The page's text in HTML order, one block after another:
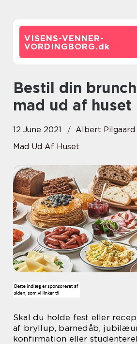
VISENS-VENNER-
VORDINGBORG.dk
Bestil din brunch som
mad ud af huset
12 June 2021
Albert Pilgaard
Mad Ud Af Huset
Skal du holde fest eller
af bryllup, barnedåb,
konfirmation eller